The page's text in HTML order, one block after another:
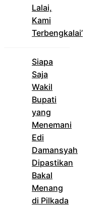
Lalai,
Kami
Terbengkalai’
Siapa
Saja
Wakil
Bupati
yang
Menemani
Edi
Damansyah
Dipastikan
Bakal
Menang
di Pilkada